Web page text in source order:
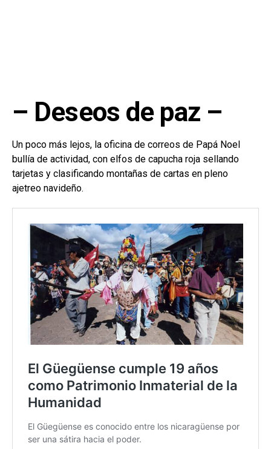
– Deseos de paz –
Un poco más lejos, la oficina de correos de Papá Noel
bullía de actividad, con elfos de capucha roja sellando
tarjetas y clasificando montañas de cartas en pleno
ajetreo navideño.